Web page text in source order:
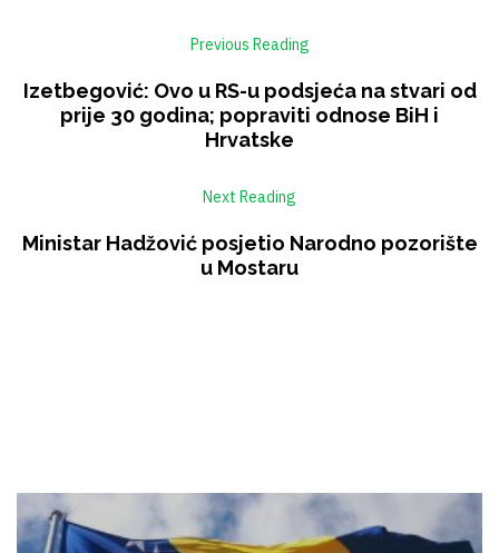
Previous Reading
Izetbegović: Ovo u RS-u podsjeća na stvari od
prije 30 godina; popraviti odnose BiH i
Hrvatske
Next Reading
Ministar Hadžović posjetio Narodno pozorište
u Mostaru